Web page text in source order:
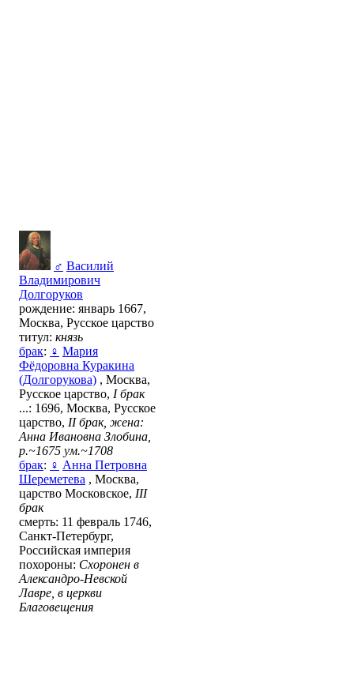
♂ Василий
Владимирович
Долгоруков
рождение: январь 1667,
Москва, Русское царство
титул: князь
брак: ♀ Мария
Фёдоровна Куракина
(Долгорукова) , Москва,
Русское царство, I брак
...: 1696, Москва, Русское
царство, II брак, жена:
Анна Ивановна Злобина,
р.~1675 ум.~1708
брак: ♀ Анна Петровна
Шереметева , Москва,
царство Московское, ІIІ
брак
смерть: 11 февраль 1746,
Санкт-Петербург,
Российская империя
похороны: Схоронен в
Александро-Невской
Лавре, в церкви
Благовещения